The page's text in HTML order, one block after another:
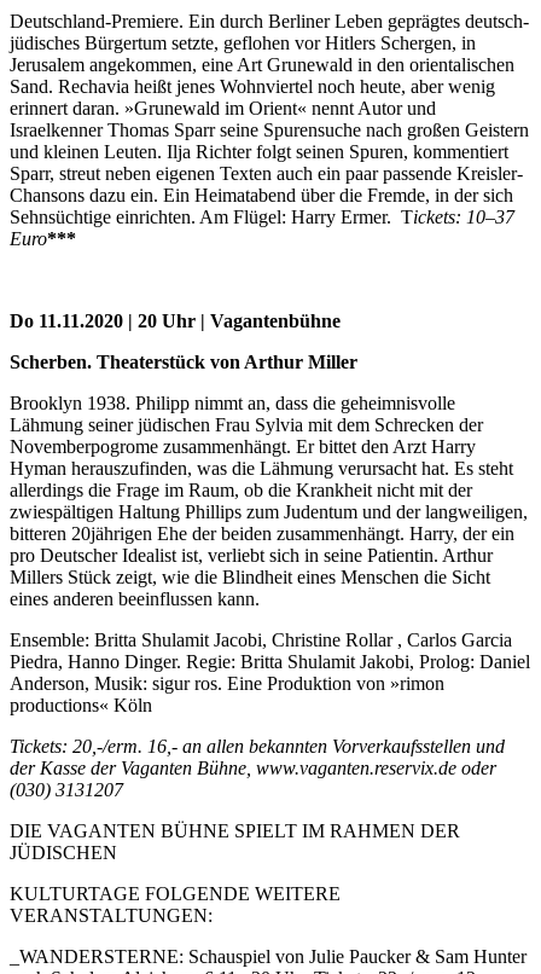
Deutschland-Premiere. Ein durch Berliner Leben geprägtes deutsch-
jüdisches Bürgertum setzte, geflohen vor Hitlers Schergen, in
Jerusalem angekommen, eine Art Grunewald in den orientalischen
Sand. Rechavia heißt jenes Wohnviertel noch heute, aber wenig
erinnert daran. »Grunewald im Orient« nennt Autor und
Israelkenner Thomas Sparr seine Spurensuche nach großen Geistern
und kleinen Leuten. Ilja Richter folgt seinen Spuren, kommentiert
Sparr, streut neben eigenen Texten auch ein paar passende Kreisler-
Chansons dazu ein. Ein Heimatabend über die Fremde, in der sich
Sehnsüchtige einrichten. Am Flügel: Harry Ermer. Tickets: 10–37
Euro***
Do 11.11.2020 | 20 Uhr | Vagantenbühne
Scherben. Theaterstück von Arthur Miller
Brooklyn 1938. Philipp nimmt an, dass die geheimnisvolle
Lähmung seiner jüdischen Frau Sylvia mit dem Schrecken der
Novemberpogrome zusammenhängt. Er bittet den Arzt Harry
Hyman herauszufinden, was die Lähmung verursacht hat. Es steht
allerdings die Frage im Raum, ob die Krankheit nicht mit der
zwiespältigen Haltung Phillips zum Judentum und der langweiligen,
bitteren 20jährigen Ehe der beiden zusammenhängt. Harry, der ein
pro Deutscher Idealist ist, verliebt sich in seine Patientin. Arthur
Millers Stück zeigt, wie die Blindheit eines Menschen die Sicht
eines anderen beeinflussen kann.
Ensemble: Britta Shulamit Jacobi, Christine Rollar , Carlos Garcia
Piedra, Hanno Dinger. Regie: Britta Shulamit Jakobi, Prolog: Daniel
Anderson, Musik: sigur ros. Eine Produktion von »rimon
productions« Köln
Tickets: 20,-/erm. 16,- an allen bekannten Vorverkaufsstellen und
der Kasse der Vaganten Bühne, www.vaganten.reservix.de oder
(030) 3131207
DIE VAGANTEN BÜHNE SPIELT IM RAHMEN DER
JÜDISCHEN
KULTURTAGE FOLGENDE WEITERE
VERANSTALTUNGEN:
_WANDERSTERNE: Schauspiel von Julie Paucker & Sam Hunter